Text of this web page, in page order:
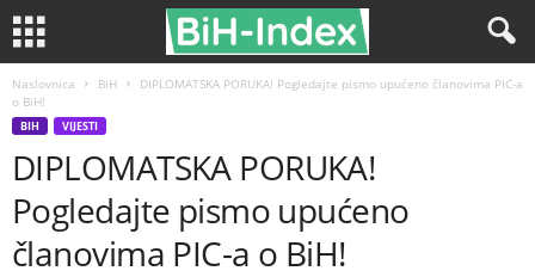
Naslovnica BiH
DIPLOMATSKA PORUKA! Pogledajte pismo upućeno članovima PIC-a
o BiH!
BIH VIJESTI
DIPLOMATSKA PORUKA!
Pogledajte pismo upućeno
članovima PIC-a o BiH!